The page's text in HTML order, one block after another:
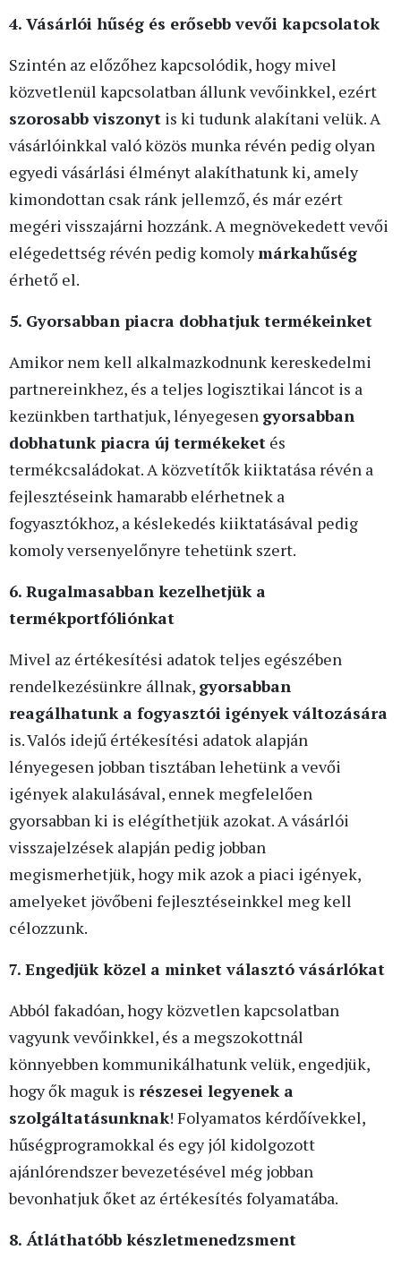
4. Vásárlói hűség és erősebb vevői kapcsolatok
Szintén az előzőhez kapcsolódik, hogy mivel
közvetlenül kapcsolatban állunk vevőinkkel, ezért
szorosabb viszonyt is ki tudunk alakítani velük. A
vásárlóinkkal való közös munka révén pedig olyan
egyedi vásárlási élményt alakíthatunk ki, amely
kimondottan csak ránk jellemző, és már ezért
megéri visszajárni hozzánk. A megnövekedett vevői
elégedettség révén pedig komolymárkahűség
érhető el.
5. Gyorsabban piacra dobhatjuk termékeinket
Amikor nem kell alkalmazkodnunk kereskedelmi
partnereinkhez, és a teljes logisztikai láncot is a
kezünkben tarthatjuk, lényegesen gyorsabban
dobhatunk piacra új termékeket és
termékcsaládokat. A közvetítők kiiktatása révén a
fejlesztéseink hamarabb elérhetnek a
fogyasztókhoz, a késlekedés kiiktatásával pedig
komoly versenyelőnyre tehetünk szert.
6. Rugalmasabban kezelhetjük a
termékportfóliónkat
Mivel az értékesítési adatok teljes egészében
rendelkezésünkre állnak, gyorsabban
reagálhatunk a fogyasztói igények változására
is. Valós idejű értékesítési adatok alapján
lényegesen jobban tisztában lehetünk a vevői
igények alakulásával, ennek megfelelően
gyorsabban ki is elégíthetjük azokat. A vásárlói
visszajelzések alapján pedig jobban
megismerhetjük, hogy mik azok a piaci igények,
amelyeket jövőbeni fejlesztéseinkkel meg kell
célozzunk.
7. Engedjük közel a minket választó vásárlókat
Abból fakadóan, hogy közvetlen kapcsolatban
vagyunk vevőinkkel, és a megszokottnál
könnyebben kommunikálhatunk velük, engedjük,
hogy ők maguk is részesei legyenek a
szolgáltatásunknak! Folyamatos kérdőívekkel,
hűségprogramokkal és egy jól kidolgozott
ajánlórendszer bevezetésével még jobban
bevonhatjuk őket az értékesítés folyamatába.
8. Átláthatóbb készletmenedzsment